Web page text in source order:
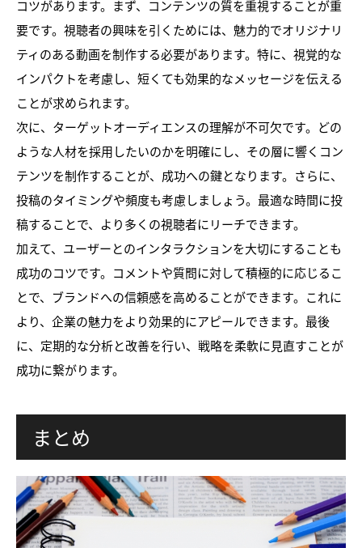
コツがあります。まず、コンテンツの質を重視することが重
要です。視聴者の興味を引くためには、魅力的でオリジナリ
ティのある動画を制作する必要があります。特に、視覚的な
インパクトを考慮し、短くても効果的なメッセージを伝える
ことが求められます。
次に、ターゲットオーディエンスの理解が不可欠です。どの
ような人材を採用したいのかを明確にし、その層に響くコン
テンツを制作することが、成功への鍵となります。さらに、
投稿のタイミングや頻度も考慮しましょう。最適な時間に投
稿することで、より多くの視聴者にリーチできます。
加えて、ユーザーとのインタラクションを大切にすることも
成功のコツです。コメントや質問に対して積極的に応じるこ
とで、ブランドへの信頼感を高めることができます。これに
より、企業の魅力をより効果的にアピールできます。最後
に、定期的な分析と改善を行い、戦略を柔軟に見直すことが
成功に繋がります。
まとめ